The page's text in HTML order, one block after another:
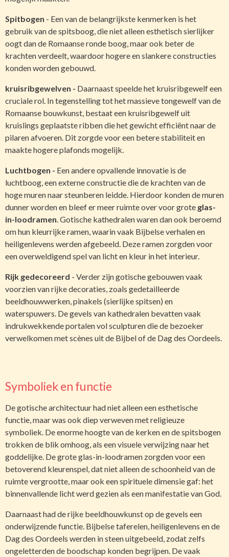
Spitbogen - Een van de belangrijkste kenmerken is het
gebruik van de spitsboog, die niet alleen esthetisch sierlijker
oogt dan de Romaanse ronde boog, maar ook beter de
krachten verdeelt, waardoor hogere en slankere constructies
konden worden gebouwd.
kruisribgewelven - Daarnaast speelde het kruisribgewelf een
cruciale rol. In tegenstelling tot het massieve tongewelf van de
Romaanse bouwkunst, bestaat een kruisribgewelf uit
kruislings geplaatste ribben die het gewicht efficiënt naar de
pilaren afvoeren. Dit zorgde voor een betere stabiliteit en
maakte hogere plafonds mogelijk.
Luchtbogen - Een andere opvallende innovatie is de
luchtboog, een externe constructie die de krachten van de
hoge muren naar steunberen leidde. Hierdoor konden de muren
dunner worden en bleef er meer ruimte over voor grote glas-
in-loodramen . Gotische kathedralen waren dan ook beroemd
om hun kleurrijke ramen, waarin vaak Bijbelse verhalen en
heiligenlevens werden afgebeeld. Deze ramen zorgden voor
een overweldigend spel van licht en kleur in het interieur.
Rijk gedecoreerd - Verder zijn gotische gebouwen vaak
voorzien van rijke decoraties, zoals gedetailleerde
beeldhouwwerken, pinakels (sierlijke spitsen) en
waterspuwers. De gevels van kathedralen bevatten vaak
indrukwekkende portalen vol sculpturen die de bezoeker
verwelkomen met scènes uit de Bijbel of de Dag des Oordeels.
Symboliek en functie
De gotische architectuur had niet alleen een esthetische
functie, maar was ook diep verweven met religieuze
symboliek. De enorme hoogte van de kerken en de spitsbogen
trokken de blik omhoog, als een visuele verwijzing naar het
goddelijke. De grote glas-in-loodramen zorgden voor een
betoverend kleurenspel, dat niet alleen de schoonheid van de
ruimte vergrootte, maar ook een spirituele dimensie gaf: het
binnenvallende licht werd gezien als een manifestatie van God.
Daarnaast had de rijke beeldhouwkunst op de gevels een
onderwijzende functie. Bijbelse taferelen, heiligenlevens en de
Dag des Oordeels werden in steen uitgebeeld, zodat zelfs
ongeletterden de boodschap konden begrijpen. De vaak